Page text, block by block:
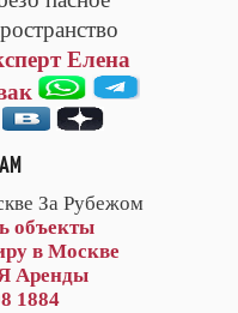
Елена
За Рубежом
объекты
в Москве
Аренды
1884